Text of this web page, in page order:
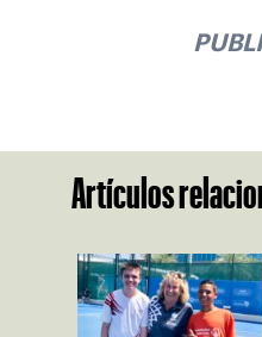
Artículos